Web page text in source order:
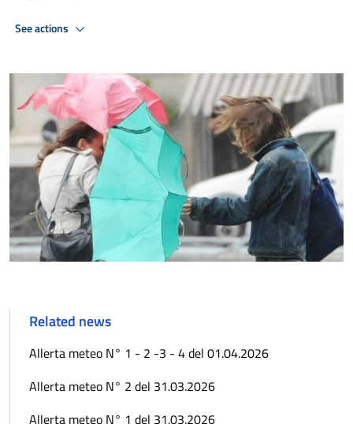
See actions
Related news
Allerta meteo N° 1 - 2 -3 - 4 del 01.04.2026
Allerta meteo N° 2 del 31.03.2026
Allerta meteo N° 1 del 31.03.2026